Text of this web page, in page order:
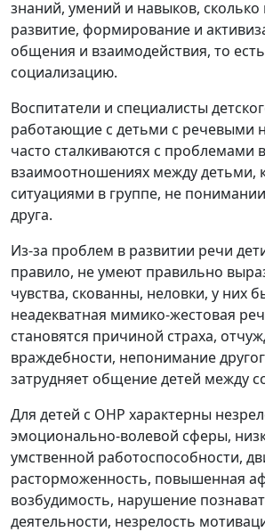
знаний, умений и навыков, сколько
развитие, формирование и
общения и взаимодействия, то
социализацию.
Воспитатели и специалисты
работающие с детьми с речевыми
часто сталкиваются с проблемами
взаимоотношениях между детьми,
ситуациями в группе, не
друга.
Из-за проблем в развитии речи
правило, не умеют правильно
чувства, скованны, неловки, у них
неадекватная мимико-жестовая
становятся причиной страха,
враждебности, непонимание
затрудняет общение детей между
Для детей с ОНР характерны
эмоционально-волевой сферы,
умственной работоспособности,
расторможенность, повышенная
возбудимость, нарушение
деятельности, незрелость